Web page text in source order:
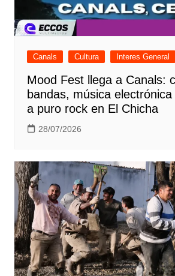
Canals Cultura Interes General
Mood Fest llega a Canals:
bandas, música
a puro rock en El Chicha
28/07/2026